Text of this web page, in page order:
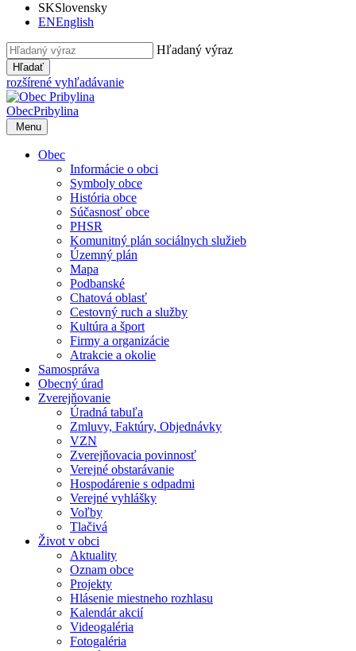
SKSlovensky
ENEnglish
Hľadaný výraz
Hľadať
rozšírené vyhľadávanie
ObecPribylina
Menu
Obec
Informácie o obci
Symboly obce
História obce
Súčasnosť obce
PHSR
Komunitný plán sociálnych služieb
Územný plán
Mapa
Podbanské
Chatová oblasť
Cestovný ruch a služby
Kultúra a šport
Firmy a organizácie
Atrakcie a okolie
Samospráva
Obecný úrad
Zverejňovanie
Úradná tabuľa
Zmluvy, Faktúry, Objednávky
VZN
Zverejňovacia povinnosť
Verejné obstarávanie
Hospodárenie s odpadmi
Verejné vyhlášky
Voľby
Tlačivá
Život v obci
Aktuality
Oznam obce
Projekty
Hlásenie miestneho rozhlasu
Kalendár akcií
Videogaléria
Fotogaléria